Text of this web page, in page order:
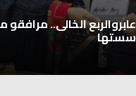
الخالى.. مرافقو